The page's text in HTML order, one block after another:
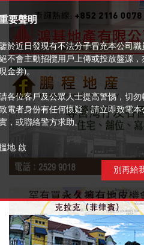
要聲明
於近日發現有不法分子冒充本公司
不會主動招攬用戶上傳或投放盤源
金劵)。
各位客戶及公眾人士提高警惕，切
電者身份有任何懷疑，請立即致電
，或聯絡警方求助。
地 啟
別再給